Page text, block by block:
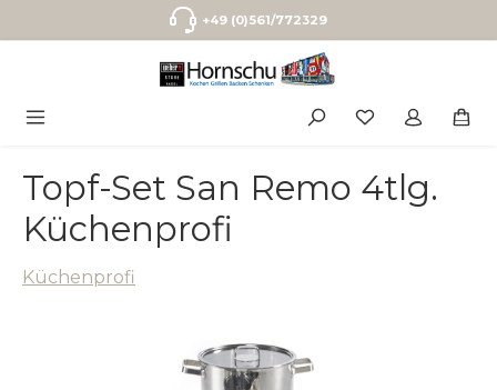
Zum Hauptinhalt springen+49 (0)561/772329
Topf-Set San Remo 4tlg.
Küchenprofi
Küchenprofi
Bildergalerie überspringen